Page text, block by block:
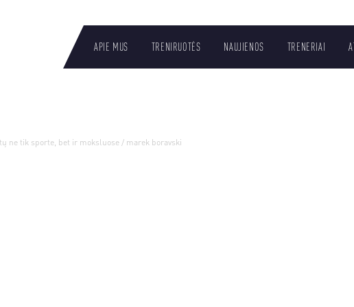
APIE MUS TRENIRUOTĖS NAUJIENOS TRENERIAI
ne tik sporte, bet ir moksluose / marek boravski